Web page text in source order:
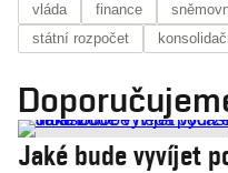
vláda finance
státní rozpočet
Jaké bude vyvíjet